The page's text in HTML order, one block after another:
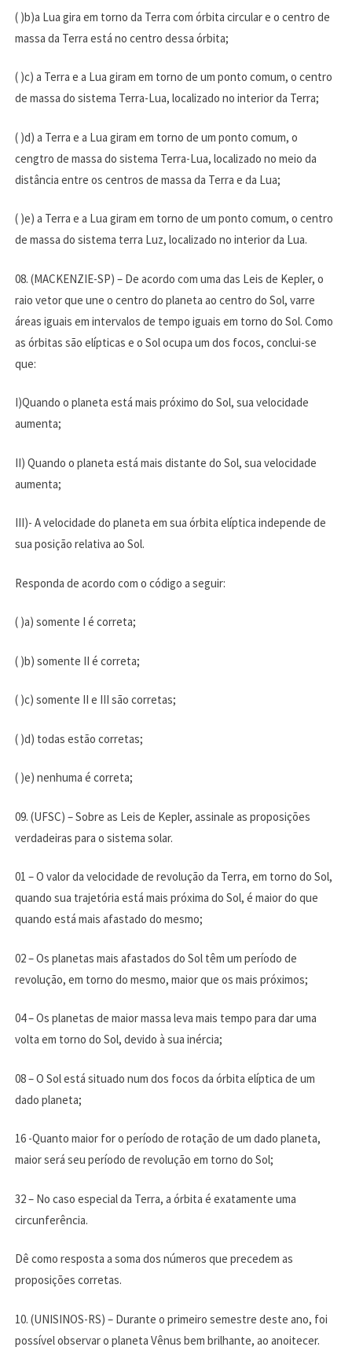
( )b)a Lua gira em torno da Terra com órbita circular e o centro de
massa da Terra está no centro dessa órbita;
( )c) a Terra e a Lua giram em torno de um ponto comum, o centro
de massa do sistema Terra-Lua, localizado no interior da Terra;
( )d) a Terra e a Lua giram em torno de um ponto comum, o
cengtro de massa do sistema Terra-Lua, localizado no meio da
distância entre os centros de massa da Terra e da Lua;
( )e) a Terra e a Lua giram em torno de um ponto comum, o centro
de massa do sistema terra Luz, localizado no interior da Lua.
08. (MACKENZIE-SP) – De acordo com uma das Leis de Kepler, o
raio vetor que une o centro do planeta ao centro do Sol, varre
áreas iguais em intervalos de tempo iguais em torno do Sol. Como
as órbitas são elípticas e o Sol ocupa um dos focos, conclui-se
que:
I)Quando o planeta está mais próximo do Sol, sua velocidade
aumenta;
II) Quando o planeta está mais distante do Sol, sua velocidade
aumenta;
III)- A velocidade do planeta em sua órbita elíptica independe de
sua posição relativa ao Sol.
Responda de acordo com o código a seguir:
( )a) somente I é correta;
( )b) somente II é correta;
( )c) somente II e III são corretas;
( )d) todas estão corretas;
( )e) nenhuma é correta;
09. (UFSC) – Sobre as Leis de Kepler, assinale as proposições
verdadeiras para o sistema solar.
01 – O valor da velocidade de revolução da Terra, em torno do Sol,
quando sua trajetória está mais próxima do Sol, é maior do que
quando está mais afastado do mesmo;
02 – Os planetas mais afastados do Sol têm um período de
revolução, em torno do mesmo, maior que os mais próximos;
04 – Os planetas de maior massa leva mais tempo para dar uma
volta em torno do Sol, devido à sua inércia;
08 – O Sol está situado num dos focos da órbita elíptica de um
dado planeta;
16 -Quanto maior for o período de rotação de um dado planeta,
maior será seu período de revolução em torno do Sol;
32 – No caso especial da Terra, a órbita é exatamente uma
circunferência.
Dê como resposta a soma dos números que precedem as
proposições corretas.
10. (UNISINOS-RS) – Durante o primeiro semestre deste ano, foi
possível observar o planeta Vênus bem brilhante, ao anoitecer.